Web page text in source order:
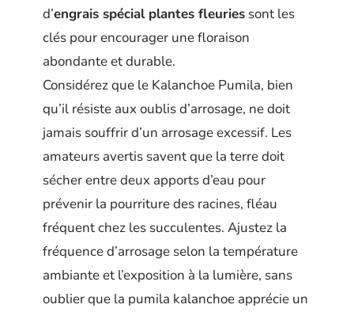
d’engrais spécial plantes fleuries sont les
clés pour encourager une floraison
abondante et durable.
Considérez que le Kalanchoe Pumila, bien
qu’il résiste aux oublis d’arrosage, ne doit
jamais souffrir d’un arrosage excessif. Les
amateurs avertis savent que la terre doit
sécher entre deux apports d’eau pour
prévenir la pourriture des racines, fléau
fréquent chez les succulentes. Ajustez la
fréquence d’arrosage selon la température
ambiante et l’exposition à la lumière, sans
oublier que la pumila kalanchoe apprécie un